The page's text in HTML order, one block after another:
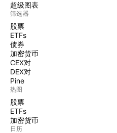
超级图表
筛选器
股票
ETFs
债券
加密货币
CEX对
DEX对
Pine
热图
股票
ETFs
加密货币
日历